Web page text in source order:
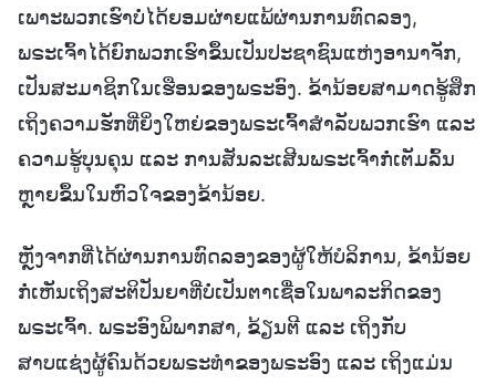
ເພາະພວກເຮົາບໍ່ໄດ້ຍອມຜ່າຍແພ້ຜ່ານການທົດລອງ,
ພຣະເຈົ້າໄດ້ຍົກພວກເຮົາຂຶ້ນເປັນປະຊາຊົນແຫ່ງອານາຈັກ,
ເປັນສະມາຊິກໃນເຮືອນຂອງພຣະອົງ. ຂ້ານ້ອຍສາມາດຮູ້ສຶກ
ເຖິງຄວາມຮັກທີ່ຍິ່ງໃຫຍ່ຂອງພຣະເຈົ້າສຳລັບພວກເຮົາ ແລະ
ຄວາມຮູ້ບຸນຄຸນ ແລະ ການສັນລະເສີນພຣະເຈົ້າກໍ່ເຕັມລົ້ນ
ຫຼາຍຂຶ້ນໃນຫົວໃຈຂອງຂ້ານ້ອຍ.
ຫຼັງຈາກທີ່ໄດ້ຜ່ານການທົດລອງຂອງຜູ້ໃຫ້ບໍລິການ, ຂ້ານ້ອຍ
ກໍ່ເຫັນເຖິງສະຕິປັນຍາທີ່ບໍ່ເປັນຕາເຊື່ອໃນພາລະກິດຂອງ
ພຣະເຈົ້າ. ພຣະອົງພິພາກສາ, ຂ້ຽນຕີ ແລະ ເຖິງກັບ
ສາບແຊ່ງຜູ້ຄົນດ້ວຍພຣະທຳຂອງພຣະອົງ ແລະ ເຖິງແມ່ນ